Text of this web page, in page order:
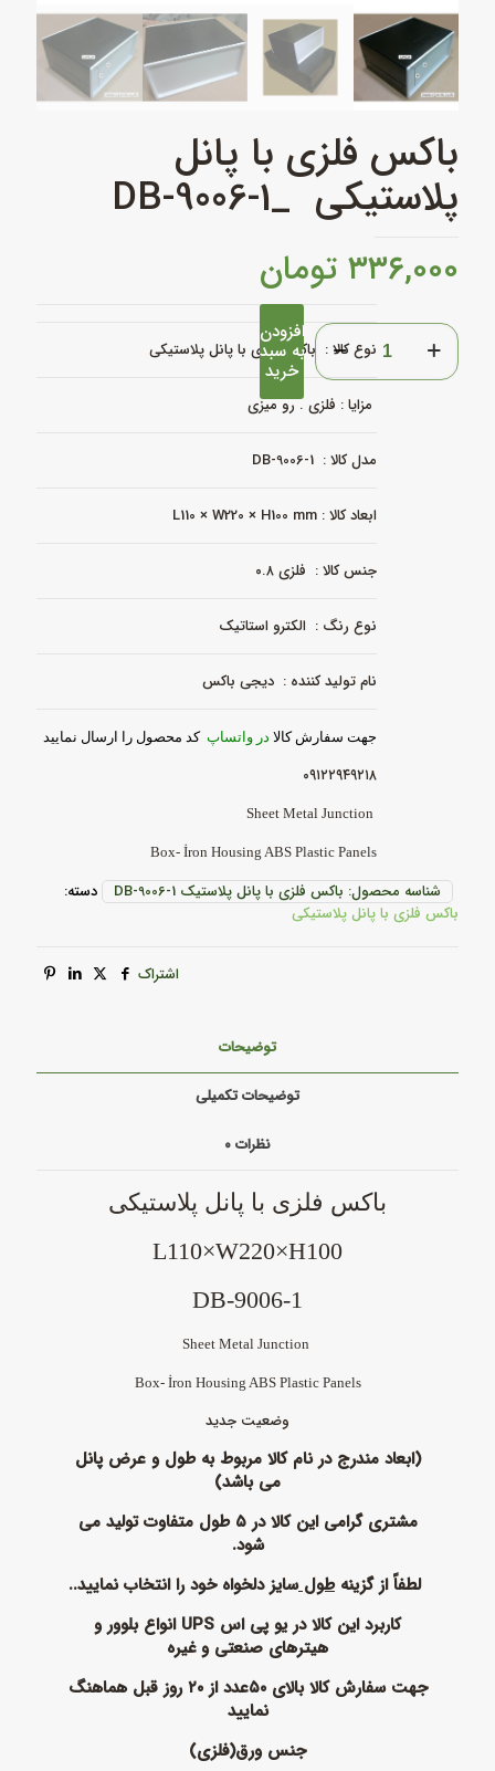
باکس فلزی با پانل
پلاستیکی _DB-9006-1
۳۳۶,۰۰۰ تومان
نوع کالا : باکس فلزی با پانل پلاستیکی
مزایا : فلزی . رو میزی
مدل کالا : DB-9006-1
ابعاد کالا : L110 × W220 × H100 mm
جنس کالا : فلزی ۰.۸
نوع رنگ : الکترو استاتیک
نام تولید کننده : دیجی باکس
جهت سفارش کالا در واتساپکد محصول را ارسال نمایید
۰۹۱۲۲۹۴۹۲۱۸
Box- İron Housing ABS Plastic Panels
باکس
فلزی
با
افزودن
به سبد
خرید
شناسه محصول: باکس فلزی با پانل پلاستیک DB-9006-1
دسته:
باکس فلزی با پانل پلاستیکی
اشتراک
توضیحات
توضیحات تکمیلی
نظرات۰
باکس فلزی با پانل پلاستیکی
L110×W220×H100
DB-9006-1
Box- İron Housing ABS Plastic Panels
وضعیت جدید
(ابعاد مندرج در نام کالا مربوط به طول و عرض پانل
می باشد)
مشتری گرامی این کالا در ۵ طول متفاوت تولید می
شود.
لطفاً از گزینهطولسایز دلخواه خود را انتخاب نمایید..
کاربرد این کالا در یو پی اس UPS انواع بلوور و
هیترهای صنعتی و غیره
جهت سفارش کالا بالای ۵۰عدد از ۲۰ روز قبل هماهنگ
نمایید
جنس ورق(فلزی)